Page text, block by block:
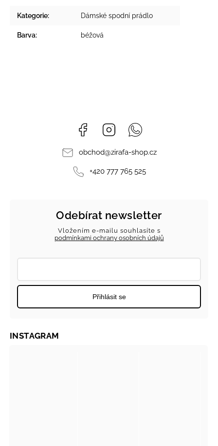
Kategorie: Dámské spodní prádlo
Barva: béžová
Facebook Instagram
obchod@zirafa-shop.cz
+420 777 765 525
Odebírat newsletter
Vložením e-mailu souhlasíte s
podmínkami ochrany osobních údajů
Přihlásit se
INSTAGRAM